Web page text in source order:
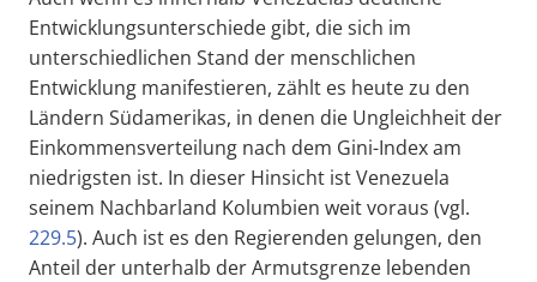
Entwicklungsunterschiede gibt, die sich im
unterschiedlichen Stand der menschlichen
Entwicklung manifestieren, zählt es heute zu den
Ländern Südamerikas, in denen die Ungleichheit der
Einkommensverteilung nach dem Gini-Index am
niedrigsten ist. In dieser Hinsicht ist Venezuela
seinem Nachbarland Kolumbien weit voraus (vgl.
229.5). Auch ist es den Regierenden gelungen, den
Anteil der unterhalb der Armutsgrenze lebenden